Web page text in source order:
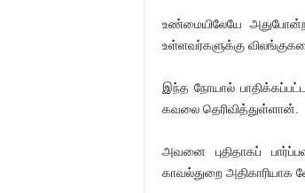
உண்மையிலேயே
உள்ளவர்களுக்கு
இந்த நோயால்
கவலை தெரிவித்துள்ளான்.
அவனை புதிதாகப்
காவல்துறை அதிகாரியாக